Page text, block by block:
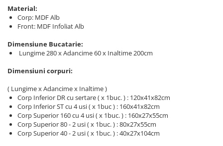
Material:
Corp: MDF Alb
Front: MDF Infoliat Alb
Dimensiune Bucatarie:
Lungime 280 x Adancime 60 x Inaltime 200cm
Dimensiuni corpuri:
( Lungime x Adancime x Inaltime )
Corp Inferior DR cu sertare ( x 1buc. ) : 120x41x82cm
Corp Inferior ST cu 4 usi ( x 1buc ) : 160x41x82cm
Corp Superior 160 cu 4 usi ( x 1buc. ) : 160x27x55cm
Corp Superior 80 - 2 usi ( x 1buc. ) : 80x27x55cm
Corp Superior 40 - 2 usi ( x 1buc. ) : 40x27x104cm